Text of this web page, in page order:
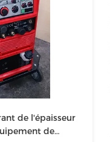
de l'épaisseur
de